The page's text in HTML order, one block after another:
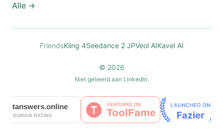
Alle →
FriendsKling 4Seedance 2 JPVeol AIKavel AI
© 2026
Niet gelieerd aan LinkedIn.